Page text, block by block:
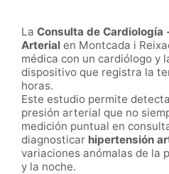
La Consulta de Cardiología
Arterial en Montcada i
médica con un cardiólogo y
dispositivo que registra la
horas.
Este estudio permite
presión arterial que no
medición puntual en
diagnosticar hipertensión
variaciones anómalas de la
y la noche.